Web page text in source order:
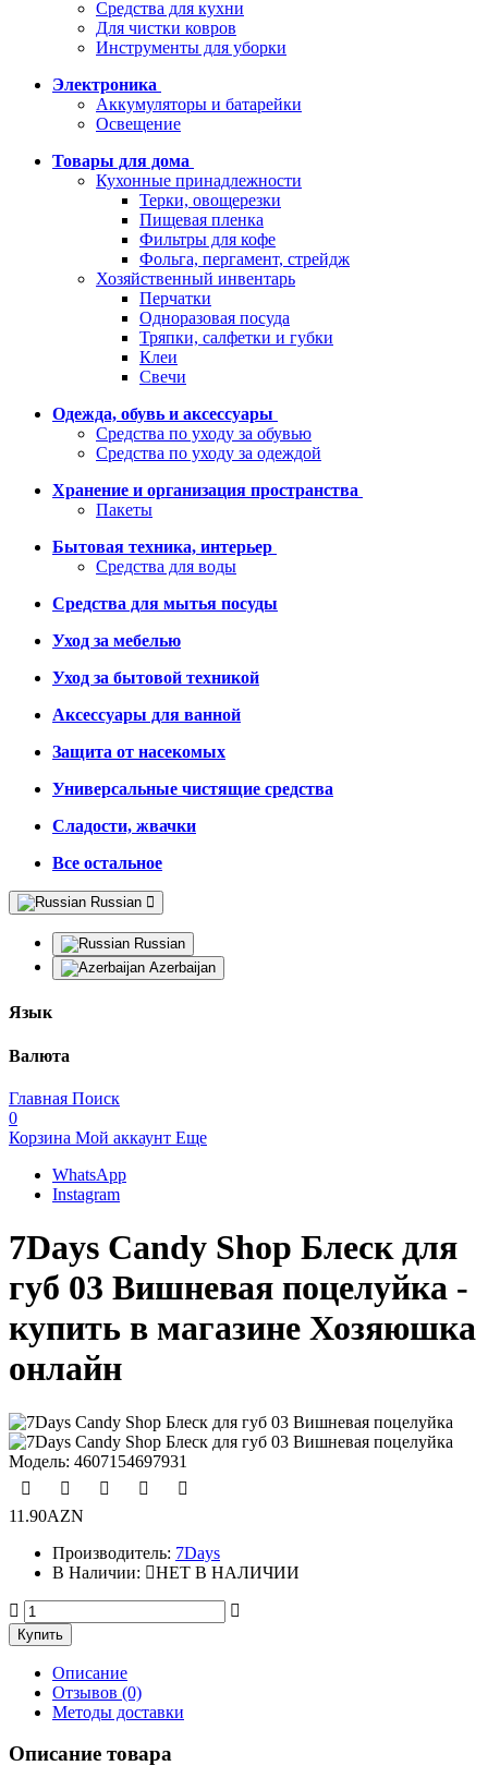
Средства для кухни
Для чистки ковров
Инструменты для уборки
Электроника
Аккумуляторы и батарейки
Освещение
Товары для дома
Кухонные принадлежности
Терки, овощерезки
Пищевая пленка
Фильтры для кофе
Фольга, пергамент, стрейдж
Хозяйственный инвентарь
Перчатки
Одноразовая посуда
Тряпки, салфетки и губки
Клеи
Свечи
Одежда, обувь и аксессуары
Средства по уходу за обувью
Средства по уходу за одеждой
Хранение и организация пространства
Пакеты
Бытовая техника, интерьер
Средства для воды
Средства для мытья посуды
Уход за мебелью
Уход за бытовой техникой
Аксессуары для ванной
Защита от насекомых
Универсальные чистящие средства
Сладости, жвачки
Все остальное
Russian
Russian
Azerbaijan
Язык
Валюта
Главная Поиск
0
Корзина Мой аккаунт Еще
WhatsApp
Instagram
7Days Candy Shop Блеск для
губ 03 Вишневая поцелуйка -
купить в магазине Хозяюшка
онлайн
Модель: 4607154697931
11.90AZN
Производитель: 7Days
В Наличии:
НЕТ В НАЛИЧИИ
Описание
Отзывов (0)
Методы доставки
Описание товара